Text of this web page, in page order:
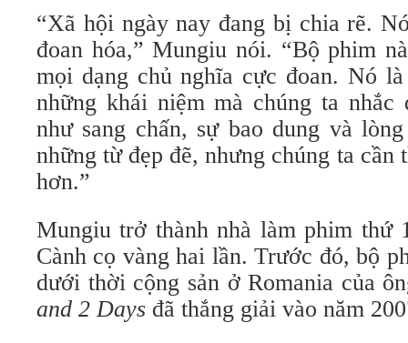
“Xã hội ngày nay đang bị chia rẽ.
đoan hóa,” Mungiu nói. “Bộ phim
mọi dạng chủ nghĩa cực đoan. Nó
những khái niệm mà chúng ta nhắc
như sang chấn, sự bao dung và
những từ đẹp đẽ, nhưng chúng ta cần
hơn.”
Mungiu trở thành nhà làm phim thứ
Cành cọ vàng hai lần. Trước đó, bộ
dưới thời cộng sản ở Romania của
and 2 Days đã thắng giải vào năm